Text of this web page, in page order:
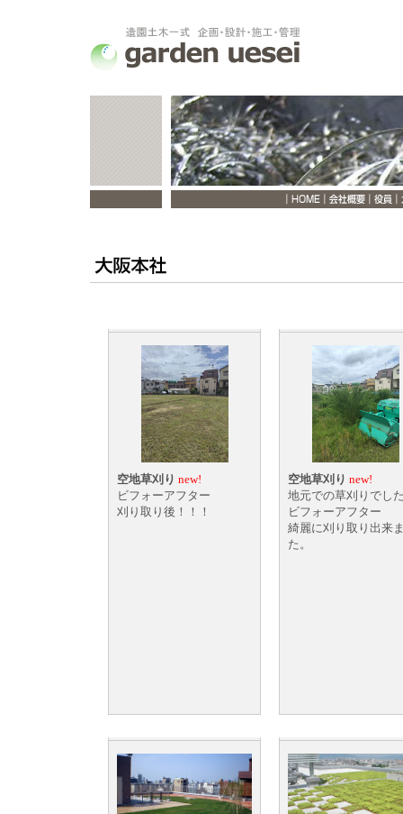
空地草刈り new!
ビフォーアフター
刈り取り後！！！
空地草刈り new!
地元での草刈りでし
ビフォーアフター
綺麗に刈り取り出来
た。